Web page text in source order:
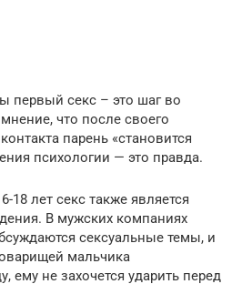
первый секс – это шаг во
что после своего
парень «становится
психологии — это правда.
лет секс также является
В мужских компаниях
сексуальные темы, и
мальчика
ему не захочется ударить перед